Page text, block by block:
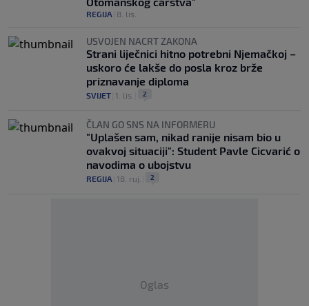
REGIJA 8. lis.
USVOJEN NACRT ZAKONA
Strani liječnici hitno potrebni Njemačkoj –
uskoro će lakše do posla kroz brže
priznavanje diploma
SVIJET 1. lis. 2
ČLAN GO SNS NA INFORMERU
"Uplašen sam, nikad ranije nisam bio u
ovakvoj situaciji": Student Pavle Cicvarić o
navodima o ubojstvu
REGIJA 18. ruj. 2
Oglas